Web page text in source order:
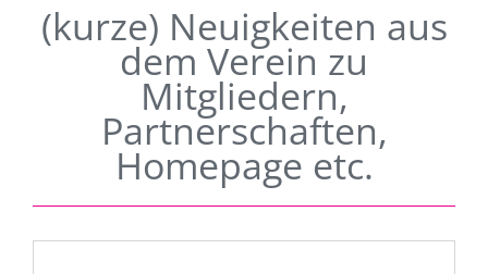
(kurze) Neuigkeiten aus
dem Verein zu
Mitgliedern,
Partnerschaften,
Homepage etc.